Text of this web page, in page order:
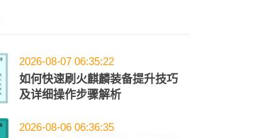
2026-08-07 06:35:22
如何快速刷火麒麟装备提升技巧
及详细操作步骤解析
2026-08-06 06:36:35